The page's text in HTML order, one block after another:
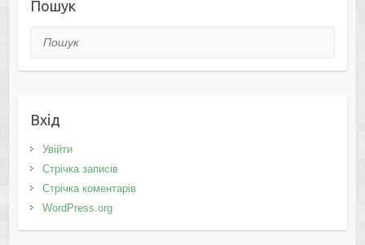
Пошук
Пошук
Вхід
Увійти
Стрічка записів
Стрічка коментарів
WordPress.org